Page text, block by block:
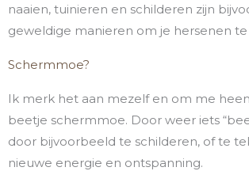
naaien, tuinieren en schilderen zijn
geweldige manieren om je hersenen
Schermmoe?
Ik merk het aan mezelf en om me
beetje schermmoe. Door weer iets
door bijvoorbeeld te schilderen, of te
nieuwe energie en ontspanning.